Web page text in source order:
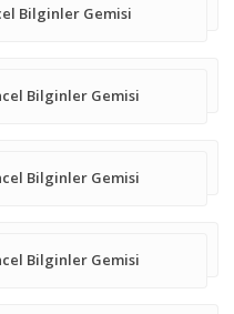
Bilginler Gemisi
Bilginler Gemisi
Bilginler Gemisi
Bilginler Gemisi